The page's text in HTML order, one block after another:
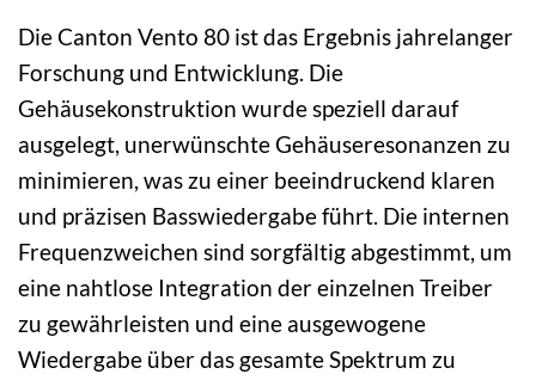
Die Canton Vento 80 ist das Ergebnis jahrelanger
Forschung und Entwicklung. Die
Gehäusekonstruktion wurde speziell darauf
ausgelegt, unerwünschte Gehäuseresonanzen zu
minimieren, was zu einer beeindruckend klaren
und präzisen Basswiedergabe führt. Die internen
Frequenzweichen sind sorgfältig abgestimmt, um
eine nahtlose Integration der einzelnen Treiber
zu gewährleisten und eine ausgewogene
Wiedergabe über das gesamte Spektrum zu